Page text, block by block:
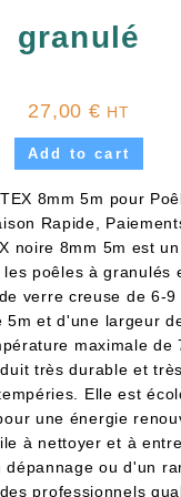
granulé
27,00 € HT
Add to cart
8mm 5m pour
Rapide,
noire 8mm 5m est
poêles à granulés
verre creuse de 6-9
5m et d'une largeur
maximale de
très durable et
Elle est
une énergie
à nettoyer et à
dépannage ou d'un
professionnels